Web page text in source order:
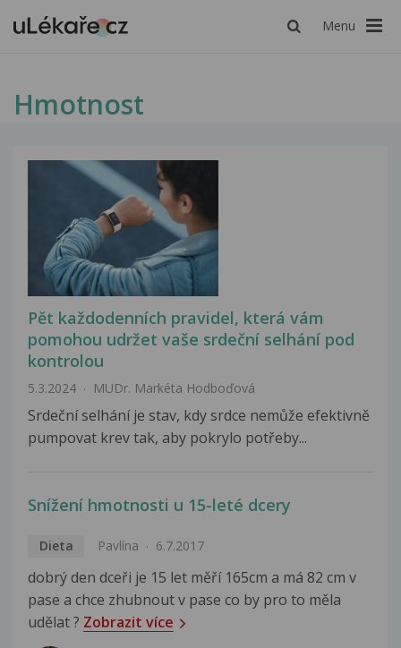
Menu
Hmotnost
Pět každodenních pravidel, která vám
pomohou udržet vaše srdeční selhání pod
kontrolou
5.3.2024 MUDr. Markéta Hodboďová
Srdeční selhání je stav, kdy srdce nemůže efektivně
pumpovat krev tak, aby pokrylo potřeby...
Snížení hmotnosti u 15-leté dcery
Dieta Pavlína 6.7.2017
dobrý den dceři je 15 let měří 165cm a má 82 cm v
pase a chce zhubnout v pase co by pro to měla
udělat ? Zobrazit více